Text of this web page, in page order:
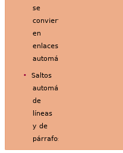
se
convierten
en
enlaces
automáticamente.
Saltos
automáticos
de
líneas
y de
párrafos.